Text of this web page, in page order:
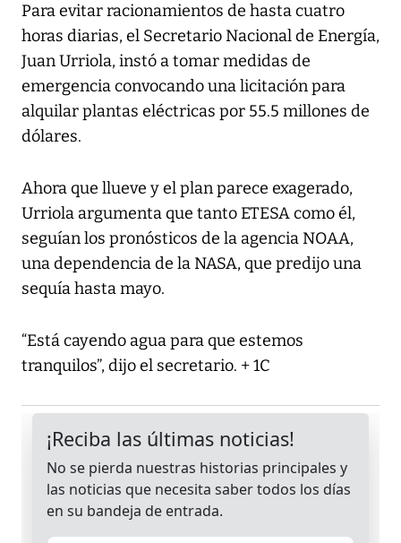
Para evitar racionamientos de hasta cuatro
horas diarias, el Secretario Nacional de Energía,
Juan Urriola, instó a tomar medidas de
emergencia convocando una licitación para
alquilar plantas eléctricas por 55.5 millones de
dólares.
Ahora que llueve y el plan parece exagerado,
Urriola argumenta que tanto ETESA como él,
seguían los pronósticos de la agencia NOAA,
una dependencia de la NASA, que predijo una
sequía hasta mayo.
“Está cayendo agua para que estemos
tranquilos”, dijo el secretario. + 1C